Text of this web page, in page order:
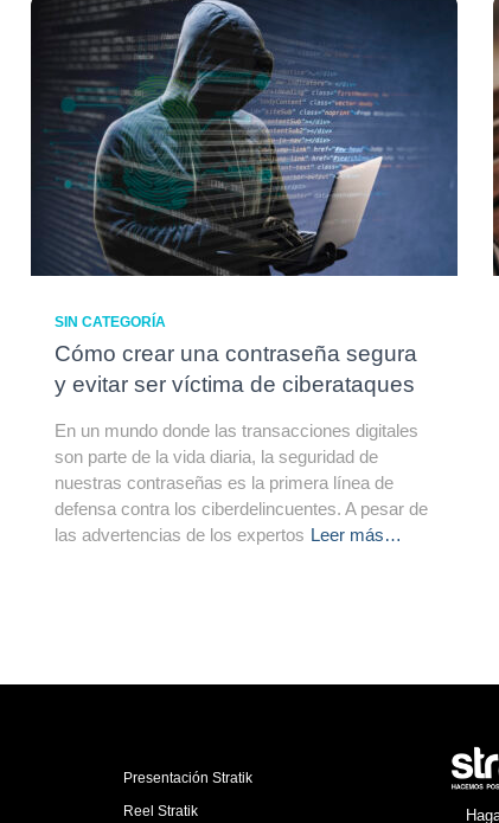
SIN CATEGORÍA
Cómo crear una contraseña segura
y evitar ser víctima de ciberataques
En un mundo donde las transacciones digitales
son parte de la vida diaria, la seguridad de
nuestras contraseñas es la primera línea de
defensa contra los ciberdelincuentes. A pesar de
las advertencias de los expertos Leer más…
Presentación Stratik
Reel Stratik